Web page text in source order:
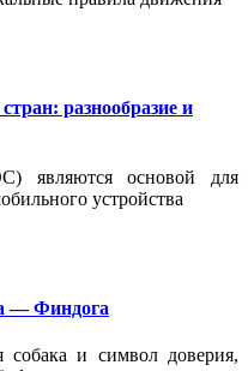
разнообразие и
являются основой для
устройства
— Финдога
и символ доверия,